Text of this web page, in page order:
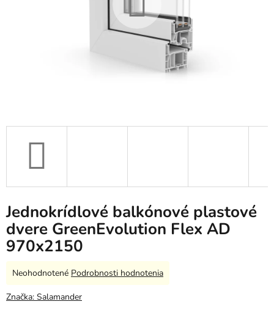
Jednokrídlové balkónové plastové
dvere GreenEvolution Flex AD
970x2150
Priemerné
produktu
Neohodnotené Podrobnosti hodnotenia
Značka: Salamander